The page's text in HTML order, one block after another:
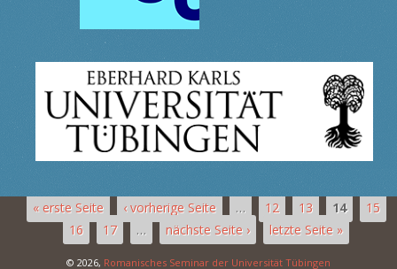
« erste Seite ‹ vorherige Seite … 12 13 14
15
16
17 … nächste Seite › letzte Seite »
© 2026, Romanisches Seminar der Universität Tübingen